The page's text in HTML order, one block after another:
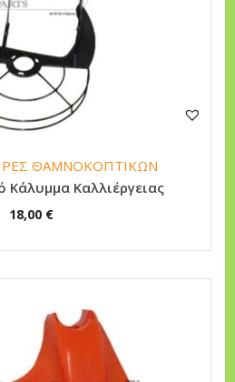
ΘΑΜΝΟΚΟΠΤΙΚΩΝ
Κάλυμμα Καλλιέργειας
18,00 €